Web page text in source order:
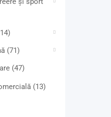
(71)
(47)
(13)